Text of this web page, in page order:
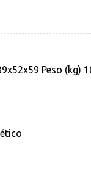
Peso (kg)